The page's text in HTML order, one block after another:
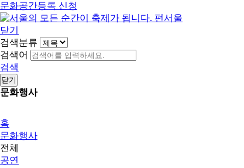
문화공간등록 신청
닫기
검색분류
검색어
검색
닫기
문화행사
홈
문화행사
전체
공연